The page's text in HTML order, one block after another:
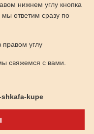
нижнем углу кнопка
ответим сразу по
правом углу
свяжемся с вами.
kupe